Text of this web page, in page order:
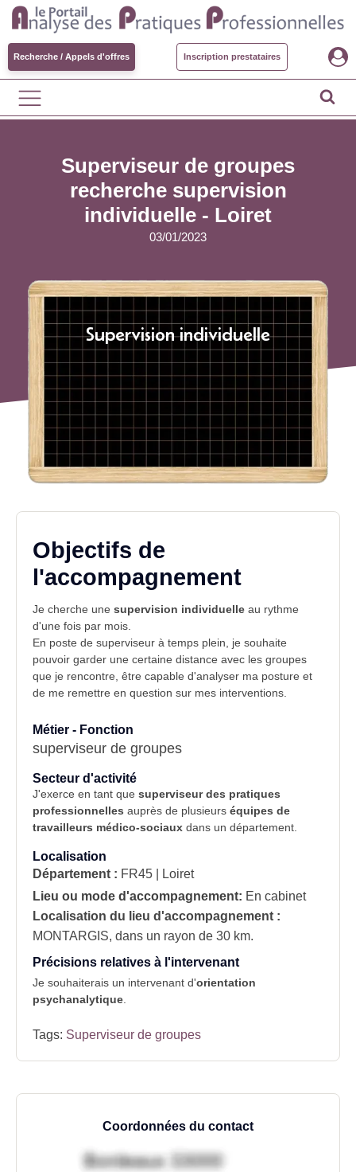
Recherche / Appels d'offres Inscription prestataires
Superviseur de groupes
recherche supervision
individuelle - Loiret
03/01/2023
Supervision individuelle
Objectifs de
l'accompagnement
Je cherche une supervision individuelle au rythme
d'une fois par mois.
En poste de superviseur à temps plein, je souhaite
pouvoir garder une certaine distance avec les groupes
que je rencontre, être capable d'analyser ma posture et
de me remettre en question sur mes interventions.
Métier - Fonction
superviseur de groupes
Secteur d'activité
J'exerce en tant que superviseur des pratiques
professionnelles auprès de plusieurs équipes de
travailleurs médico-sociaux dans un département.
Localisation
Département : FR45 | Loiret
Lieu ou mode d'accompagnement: En cabinet
Localisation du lieu d'accompagnement :
MONTARGIS, dans un rayon de 30 km.
Précisions relatives à l'intervenant
Je souhaiterais un intervenant d'orientation
psychanalytique
Tags: Superviseur de groupes
Coordonnées du contact